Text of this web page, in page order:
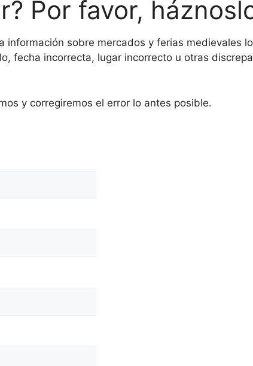
Por favor,
sobre mercados y ferias medievales
fecha incorrecta, lugar incorrecto u otras
y corregiremos el error lo antes posible.